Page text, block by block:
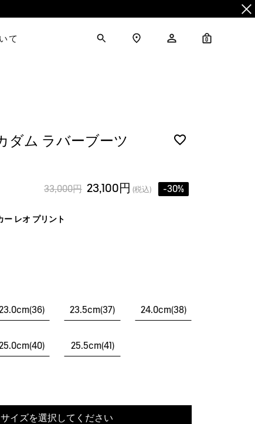
て 0
ダム ラバーブーツ
33,000円 23,100円 (税込) -30%
ー レオ プリント
23.5cm(37) 24.0cm(38)
25.5cm(41)
サイズを選択してください